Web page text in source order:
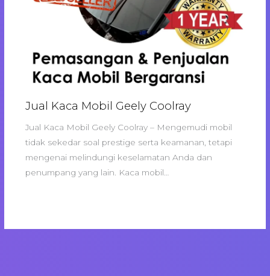
Jual Kaca Mobil Geely Coolray
Jual Kaca Mobil Geely Coolray – Mengemudi mobil
tidak sekedar soal prestige serta keamanan, tetapi
mengenai melindungi keselamatan Anda dan
penumpang yang lain. Kaca mobil…